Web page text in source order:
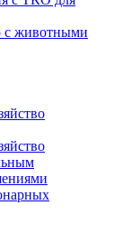
с животными